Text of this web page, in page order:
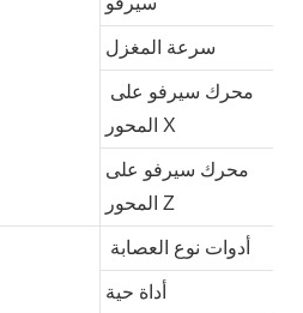
سرعة المغزل
المحور X
محرك سيرفو على
المحور Z
أدوات نوع العصابة
أداة حية